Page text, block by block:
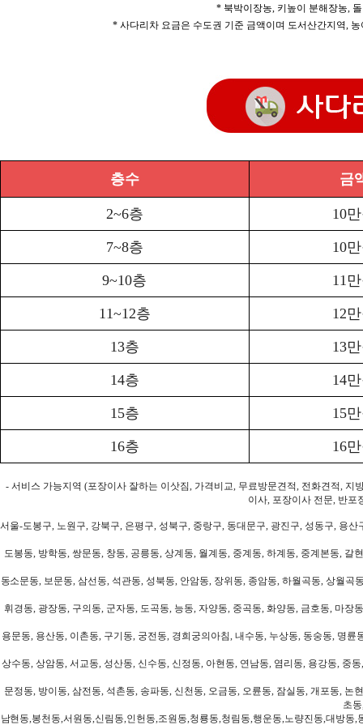
* 북박이장농, 키높이 분해장농,
* 사다리차 요금은 수도권 기준 금액이며 도서산간지역,
층수 금
2~6층 10
7~8층 10
9~10층 11
11~12층 12
13층 13
14층 14
15층 15
16층 16
- 서비스 가능지역 (포장이사 잘하는 이삿짐, 가격비교, 무료방문견적, 전화견적,
이사, 포장이사 전문, 반포
서울-도봉구, 노원구, 강북구, 은평구, 성북구, 중랑구, 동대문구, 광진구, 성동구, 용
도봉동, 방학동, 쌍문동, 창동, 공릉동, 상계동, 월계동, 중계동, 하계동, 중계본동,
동소문동, 보문동, 삼선동, 석관동, 성북동, 안암동, 장위동, 종암동, 하월곡동, 상월
휘경동, 광장동, 구의동, 군자동, 도곡동, 능동, 자양동, 중곡동, 화양동, 금호동, 마
용문동, 용산동, 이촌동, 구기동, 궁전동, 경희궁의아침, 내수동, 누상동, 동숭동, 명
상수동, 상암동, 서교동, 성산동, 신수동, 신정동, 아현동, 연남동, 염리동, 용강동, 중
문정동, 방이동, 삼전동, 석촌동, 송파동, 신천동, 오금동, 오륜동, 잠실동, 개포동,
초
남현동,봉천동,서원동,신림동,인헌동,조원동,청룡동,청림동,행운동,노량진동,대방